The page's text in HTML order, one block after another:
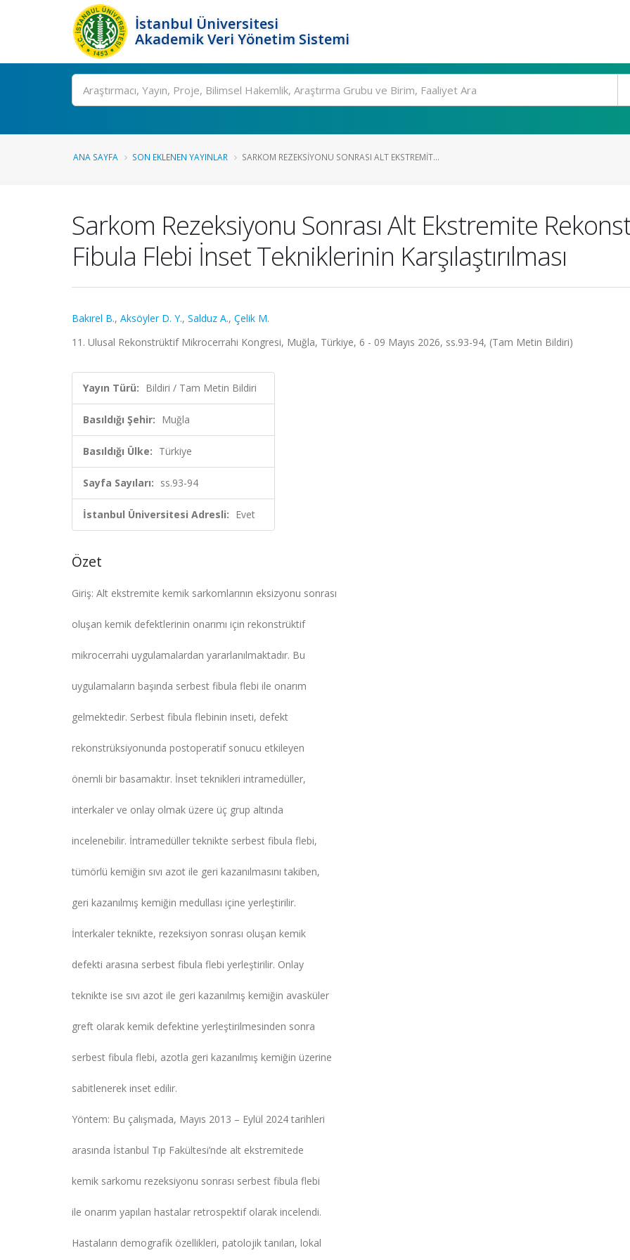
İstanbul Üniversitesi
Akademik Veri Yönetim Sistemi
Ara
ANA SAYFA SON EKLENEN YAYINLAR SARKOM REZEKSIYONU SONRASI ALT EKSTREMIT...
Sarkom Rezeksiyonu Sonrası Alt Ekstremite
Fibula Flebi İnset Tekniklerinin Karşılaştırılması
Bakırel B., Aksöyler D. Y., Salduz A., Çelik M.
11. Ulusal Rekonstrüktif Mikrocerrahi Kongresi, Muğla, Türkiye, 6 - 09 Mayıs 2026, ss.93-94, (Tam Metin Bildiri)
Yayın Türü: Bildiri / Tam Metin Bildiri
Basıldığı Şehir: Muğla
Basıldığı Ülke: Türkiye
Sayfa Sayıları: ss.93-94
İstanbul Üniversitesi Adresli: Evet
Özet
Giriş: Alt ekstremite kemik sarkomlarının eksizyonu sonrası
oluşan kemik defektlerinin onarımı için rekonstrüktif
mikrocerrahi uygulamalardan yararlanılmaktadır. Bu
uygulamaların başında serbest fibula flebi ile onarım
gelmektedir. Serbest fibula flebinin inseti, defekt
rekonstrüksiyonunda postoperatif sonucu etkileyen
önemli bir basamaktır. İnset teknikleri intramedüller,
interkaler ve onlay olmak üzere üç grup altında
incelenebilir. İntramedüller teknikte serbest fibula flebi,
tümörlü kemiğin sıvı azot ile geri kazanılmasını takiben,
geri kazanılmış kemiğin medullası içine yerleştirilir.
İnterkaler teknikte, rezeksiyon sonrası oluşan kemik
defekti arasına serbest fibula flebi yerleştirilir. Onlay
teknikte ise sıvı azot ile geri kazanılmış kemiğin avasküler
greft olarak kemik defektine yerleştirilmesinden sonra
serbest fibula flebi, azotla geri kazanılmış kemiğin üzerine
sabitlenerek inset edilir.
Yöntem: Bu çalışmada, Mayıs 2013 – Eylül 2024 tarihleri
arasında İstanbul Tıp Fakültesi’nde alt ekstremitede
kemik sarkomu rezeksiyonu sonrası serbest fibula flebi
ile onarım yapılan hastalar retrospektif olarak incelendi.
Hastaların demografik özellikleri, patolojik tanıları, lokal